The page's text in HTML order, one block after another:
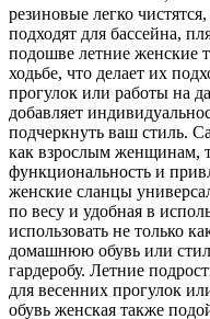
резиновые легко
подходят для бассейна,
подошве летние женские
ходьбе, что делает их
прогулок или работы на
добавляет
подчеркнуть ваш стиль.
как взрослым женщинам,
функциональность и
женские сланцы
по весу и удобная в
использовать не только
домашнюю обувь или
гардеробу. Летние
для весенних прогулок
обувь женская также